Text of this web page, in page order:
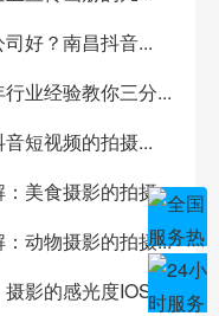
好？南昌抖音...
业经验教你三分...
短视频的拍摄...
美食摄影的拍摄...
动物摄影的拍摄...
影的感光度IOS...